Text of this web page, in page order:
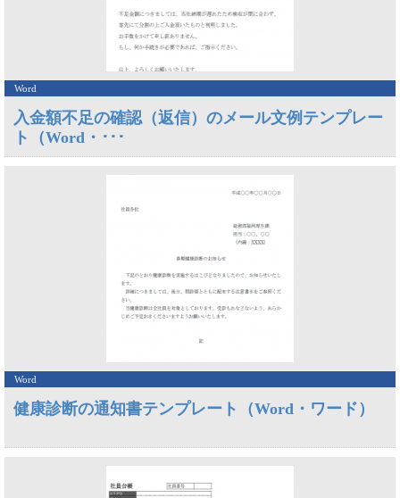
Word
入金額不足の確認（返信）のメール文例テンプレー
ト（Word・･･･
Word
健康診断の通知書テンプレート（Word・ワード）